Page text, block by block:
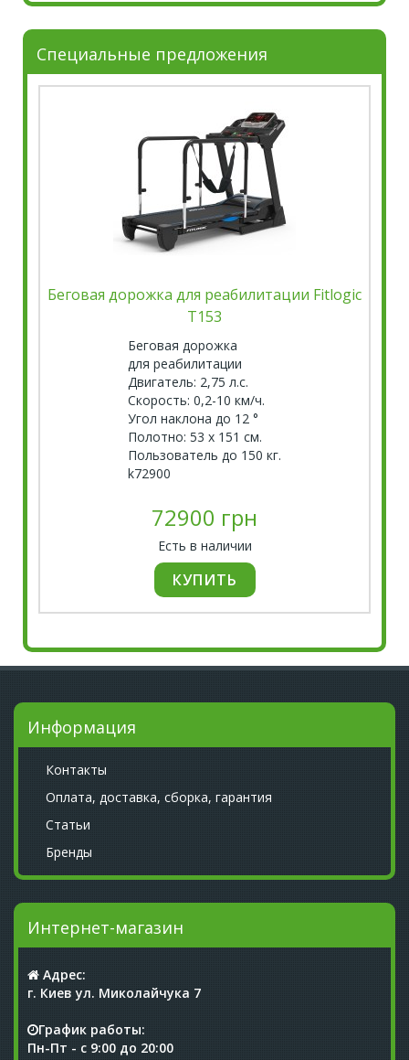
Специальные предложения
Беговая дорожка для реабилитации Fitlogic
T153
Беговая дорожка
для реабилитации
Двигатель: 2,75 л.с.
Скорость: 0,2-10 км/ч.
Угол наклона до 12 °
Полотно: 53 х 151 см.
Пользователь до 150 кг.
k72900
72900 грн
Есть в наличии
Информация
Контакты
Оплата, доставка, сборка, гарантия
Статьи
Бренды
Интернет-магазин
Адрес:
г. Киев ул. Миколайчука 7
График работы:
Пн-Пт - с 9:00 до 20:00